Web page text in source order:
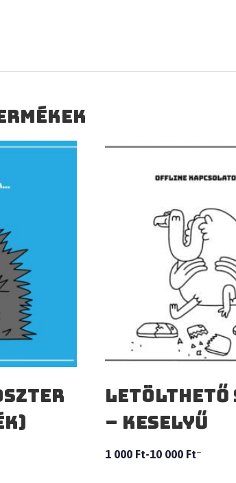
Letölthető
– Keselyű
1 000 Ft –
10 000 Ft